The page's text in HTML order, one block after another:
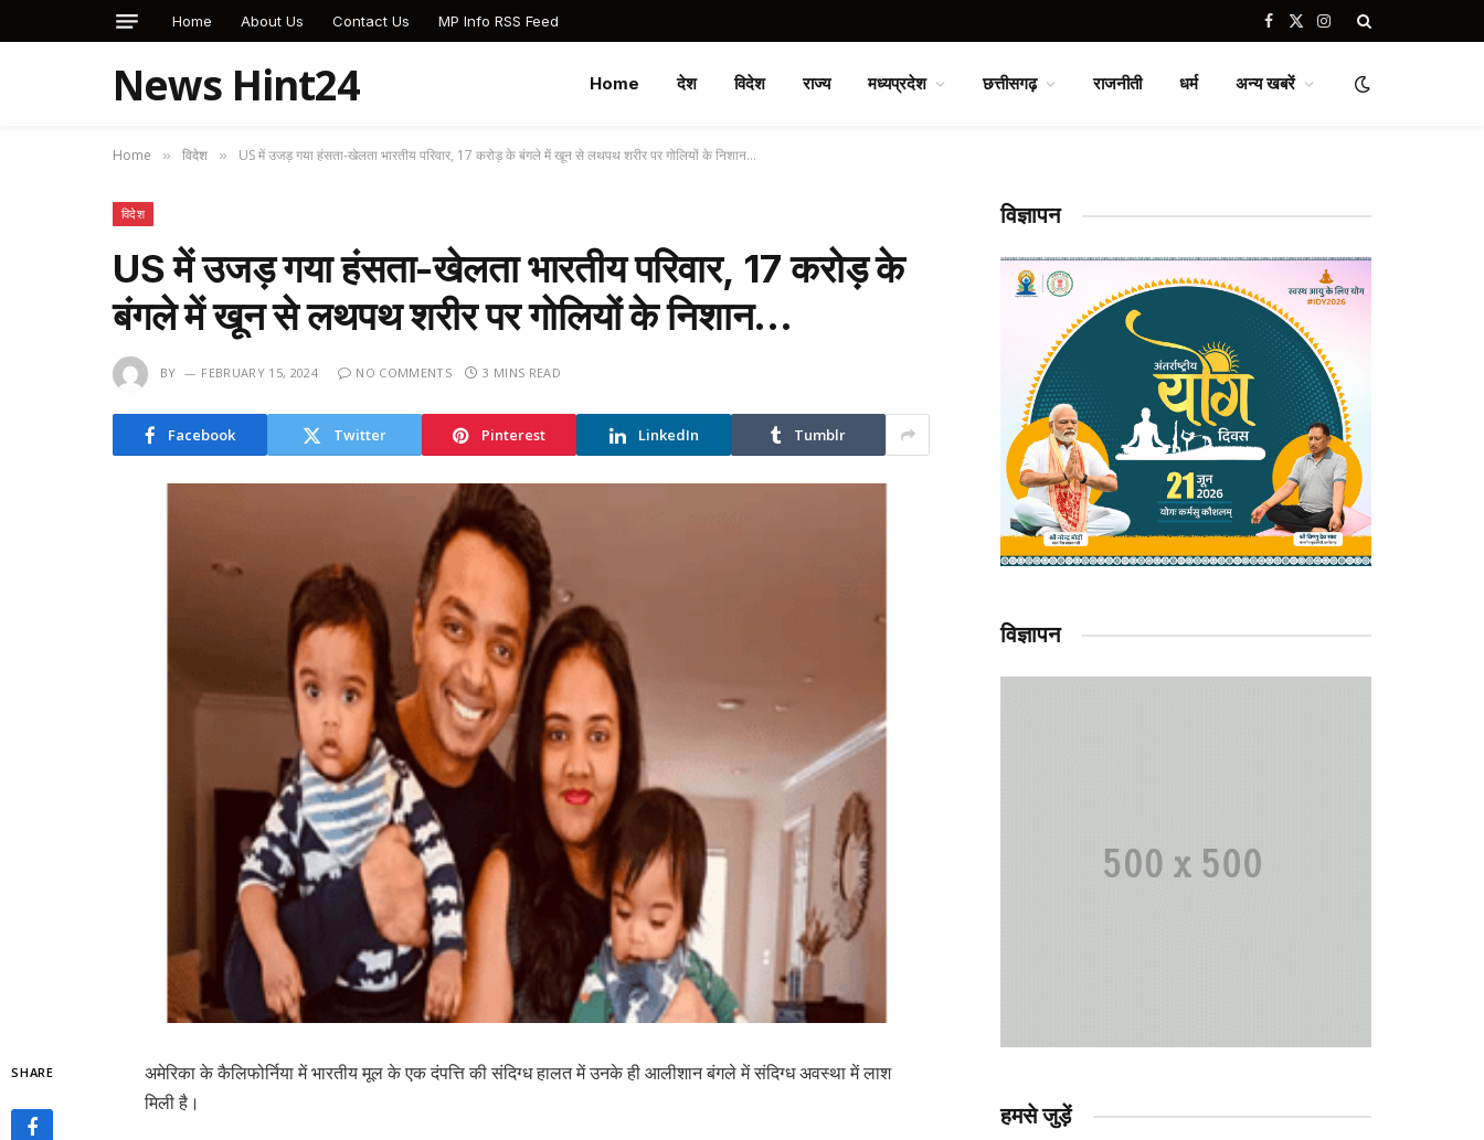
Home About Us Contact Us MP Info RSS Feed Facebook
X
Instagram
News Hint24 Home देश विदेश राज्य मध्यप्रदेश छत्तीसगढ़ राजनीती धर्म अन्य खबरें
Home » विदेश » US में उजड़ गया हंसता-खेलता भारतीय परिवार, 17 करोड़ के बंगले में खून से लथपथ शरीर पर गोलियों के निशान…
विदेश
US में उजड़ गया हंसता-खेलता भारतीय परिवार, 17 करोड़ के
बंगले में खून से लथपथ शरीर पर गोलियों के निशान…
BY FEBRUARY 15, 2024 NO COMMENTS 3 MINS READ
Facebook Twitter Pinterest LinkedIn Tumblr
SHARE
अमेरिका के कैलिफोर्निया में भारतीय मूल के एक दंपत्ति की संदिग्ध हालत में उनके ही आलीशान बंगले में संदिग्ध अवस्था में लाश
मिली है।
विज्ञापन
विज्ञापन
हमसे जुड़ें